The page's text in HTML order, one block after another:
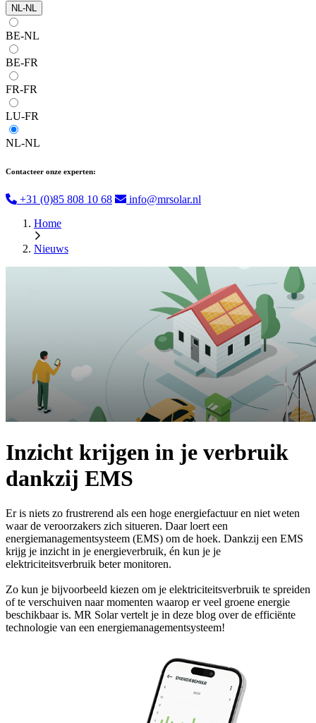
NL-NL
BE-NL
BE-FR
FR-FR
LU-FR
NL-NL
Contacteer onze experten:
+31 (0)85 808 10 68
info@mrsolar.nl
Home
Nieuws
Inzicht krijgen in je verbruik
dankzij EMS
Er is niets zo frustrerend als een hoge energiefactuur en niet weten
waar de veroorzakers zich situeren. Daar loert een
energiemanagementsysteem (EMS) om de hoek. Dankzij een EMS
krijg je inzicht in je energieverbruik, én kun je je
elektriciteitsverbruik beter monitoren.
Zo kun je bijvoorbeeld kiezen om je elektriciteitsverbruik te spreiden
of te verschuiven naar momenten waarop er veel groene energie
beschikbaar is. MR Solar vertelt je in deze blog over de efficiënte
technologie van een energiemanagementsysteem!